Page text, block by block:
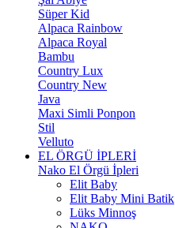
Süper Kid
Alpaca Rainbow
Alpaca Royal
Bambu
Country Lux
Country New
Java
Maxi Simli Ponpon
Stil
Velluto
EL ÖRGÜ İPLERİ
Nako El Örgü İpleri
Elit Baby
Elit Baby Mini Batik
Lüks Minnoş